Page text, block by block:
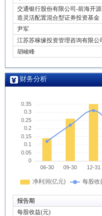
交通银行股份有限公司-前海开
造灵活配置混合型证券投资基金
尹军
江苏苏稼缘投资管理咨询有限公
胡峻峰
财务分析
报告期
每股收益(元)